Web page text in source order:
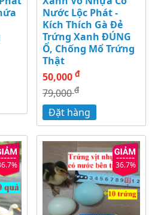
Nước Lộc Phát -
Kích Thích Gà Đẻ
Trứng Xanh ĐÚNG
Ổ, Chống Mổ Trứng
Thật
50,000 đ
79,000đ
Đặt hàng
36.7%